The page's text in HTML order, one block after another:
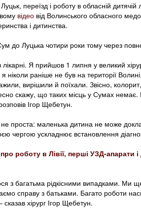
переїзд і роботу в обласній дитячій
відео від Волинського обласного
і дитинства.
до Луцька чотири роки тому через
Я прийшов 1 липня у великий
ніколи раніше не був на території
вирішили й поїхали. Звісно, колорит,
скажу, що таких місць у Сумах
Ігор Щебетун.
проста: маленька дитина не може
чергою ускладнює встановлення
роботу в Лівії, перші УЗД-апарати
з багатьма рідкісними випадками. Ми
справу з батьками. Багато роботи
хірург Ігор Щебетун.